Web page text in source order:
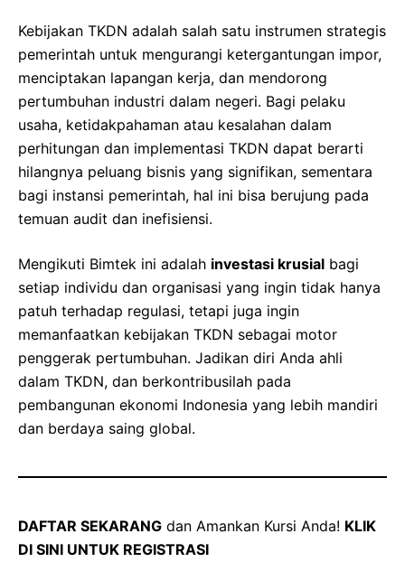
Kebijakan TKDN adalah salah satu instrumen strategis
pemerintah untuk mengurangi ketergantungan impor,
menciptakan lapangan kerja, dan mendorong
pertumbuhan industri dalam negeri. Bagi pelaku
usaha, ketidakpahaman atau kesalahan dalam
perhitungan dan implementasi TKDN dapat berarti
hilangnya peluang bisnis yang signifikan, sementara
bagi instansi pemerintah, hal ini bisa berujung pada
temuan audit dan inefisiensi.
Mengikuti Bimtek ini adalah investasi krusial bagi
setiap individu dan organisasi yang ingin tidak hanya
patuh terhadap regulasi, tetapi juga ingin
memanfaatkan kebijakan TKDN sebagai motor
penggerak pertumbuhan. Jadikan diri Anda ahli
dalam TKDN, dan berkontribusilah pada
pembangunan ekonomi Indonesia yang lebih mandiri
dan berdaya saing global.
DAFTAR SEKARANG dan Amankan Kursi Anda! KLIK
DI SINI UNTUK REGISTRASI